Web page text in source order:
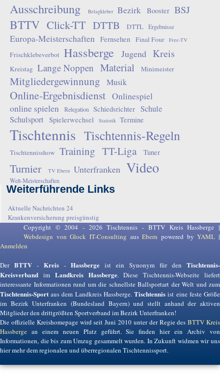
Ausschreibung Belagkleber Bezirk Booster BSJ
BTTV Click-TT DTTB DTTL Ergebnisse
Europa-Meisterschaften Fernsehen Final Four Free-TV
Frischklebeverbot Hassberge Jugend Kreis
Kreistag Lange Noppen Material Minimeister
Mitgliedergewinnung Musik
Online-Ergebnisdienst Onlinespiel
online spielen
Relegation Schiedsrichter Schule
Schulsport
Spielerwechsel Statistik Termine
Tischtennis Tischtennis-Regeln
Tischtennisshow Training TT-Liga Tuner
Turnier TV Ebern Unterfranken Video
Welt-Meisterschaften
Weiterführende Links
Aktuelle Nachrichten 24
Krankenversicherung preisgünstig
Copyright © 2004 - 2026 Tischtennis - BTTV Kreis Hassberge |
Webdesign von Glock IT-Consulting ausEbern powered byYAML |
Anmelden
Der BTTV - Kreis - Hassberge ist ein Synonym für den Tischtennis-
Kreisverband im Landkreis Hassberge. Diese Tischtennis-Webseite liefert
interessante Informationen rund um die schnellste Ballsportart der Welt und zum
Tischtennis-Sport aus dem Landkreis Hassberge.Tischtennis ist eine feste Größe
im Bezirk Unterfranken (Bundesland Bayern) und stellt anhand der aktiven
Mitglieder den drittgrößten Sportverband im Bezirk Unterfranken!
Die offizielle Kreishomepage wird seit Juni 2010 unter der Regie desBTTV Kreis
Hassberge an einem neuen Platz geführt. Sie finden hier ein Archiv von
Informationen, die bis zum Umzug gesammelt wurden. In Zukunft widmen wir uns
hier mehr dem regionalen und überregionalen Tischtennissport.